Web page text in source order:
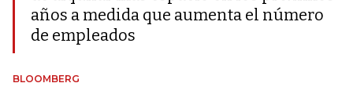
años a medida que aumenta el número
de empleados
BLOOMBERG